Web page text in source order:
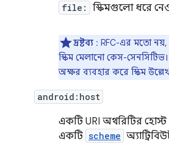
file: স্কিমগুলো ধরে
দ্রষ্টব্য : RFC-এর মতো নয়,
স্কিম মেলানো কেস-
অক্ষর ব্যবহার করে স্কিম
android:host
একটি URI অথরিটির
একটি scheme